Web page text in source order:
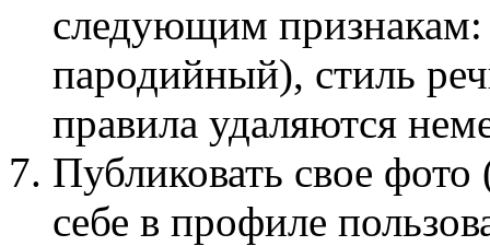
следующим признакам:
пародийный), стиль
правила удаляются
Публиковать свое фото
себе в профиле